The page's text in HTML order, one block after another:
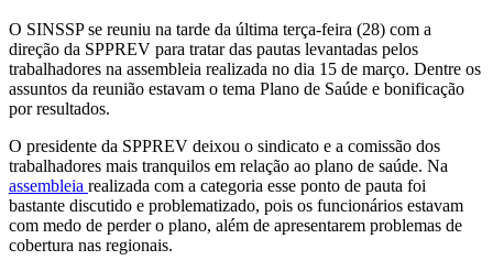
O SINSSP se reuniu na tarde da última terça-feira (28) com a
direção da SPPREV para tratar das pautas levantadas pelos
trabalhadores na assembleia realizada no dia 15 de março. Dentre os
assuntos da reunião estavam o tema Plano de Saúde e bonificação
por resultados.
O presidente da SPPREV deixou o sindicato e a comissão dos
trabalhadores mais tranquilos em relação ao plano de saúde. Na
assembleia realizada com a categoria esse ponto de pauta foi
bastante discutido e problematizado, pois os funcionários estavam
com medo de perder o plano, além de apresentarem problemas de
cobertura nas regionais.